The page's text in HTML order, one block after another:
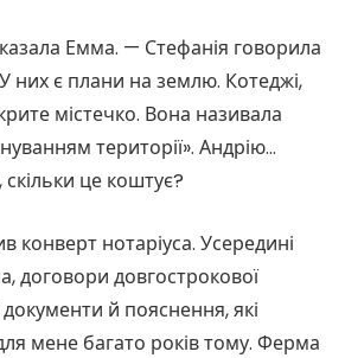
Емма. — Стефанія говорила
них є плани на землю. Котеджі,
містечко. Вона називала
території». Андрію…
скільки це коштує?
конверт нотаріуса. Усередині
договори довгострокової
й пояснення, які
мене багато років тому. Ферма